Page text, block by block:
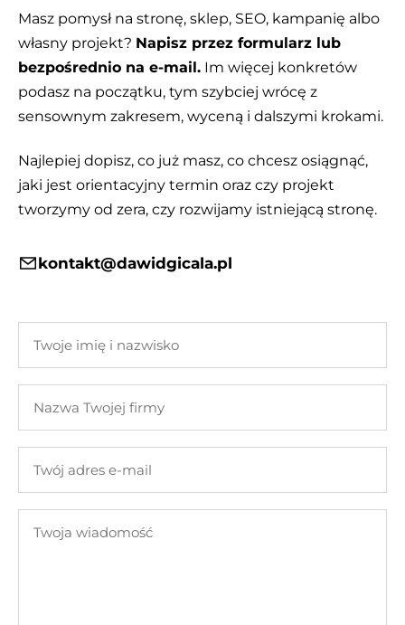
Masz pomysł na stronę, sklep, SEO, kampanię albo
własny projekt? Napisz przez formularz lub
bezpośrednio na e-mail. Im więcej konkretów
podasz na początku, tym szybciej wrócę z
sensownym zakresem, wyceną i dalszymi krokami.
Najlepiej dopisz, co już masz, co chcesz osiągnąć,
jaki jest orientacyjny termin oraz czy projekt
tworzymy od zera, czy rozwijamy istniejącą stronę.
kontakt@dawidgicala.pl
imię
nazwisko
Twojej
adres
mail
wiadomość